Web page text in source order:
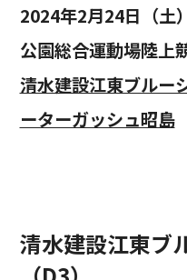
2024年2月24日（土
公園総合運動場陸上
清水建設江東ブルー
ーターガッシュ昭島
清水建設江東ブ